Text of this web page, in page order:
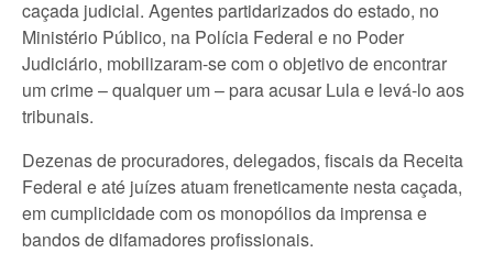
caçada judicial. Agentes partidarizados do estado, no
Ministério Público, na Polícia Federal e no Poder
Judiciário, mobilizaram-se com o objetivo de encontrar
um crime – qualquer um – para acusar Lula e levá-lo aos
tribunais.
Dezenas de procuradores, delegados, fiscais da Receita
Federal e até juízes atuam freneticamente nesta caçada,
em cumplicidade com os monopólios da imprensa e
bandos de difamadores profissionais.